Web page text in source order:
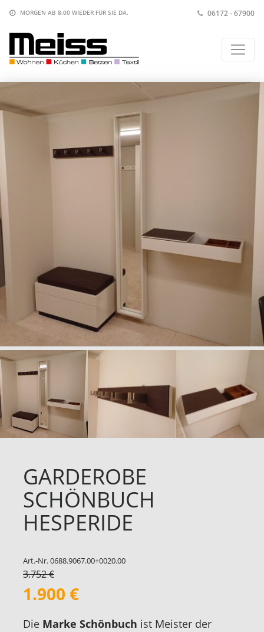
MORGEN AB 8:00 WIEDER FÜR SIE DA. 06172 - 67900
GARDEROBE
SCHÖNBUCH
HESPERIDE
Art.-Nr. 0688.9067.00+0020.00
3.752 €
1.900 €
Die Marke Schönbuch ist Meister der